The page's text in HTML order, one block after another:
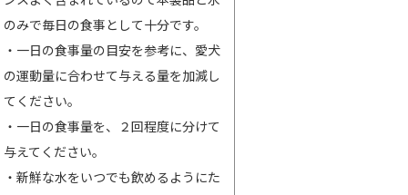
のみで毎日の食事として十分です。
・一日の食事量の目安を参考に、愛犬
の運動量に合わせて与える量を加減し
てください。
・一日の食事量を、２回程度に分けて
与えてください。
・新鮮な水をいつでも飲めるようにた